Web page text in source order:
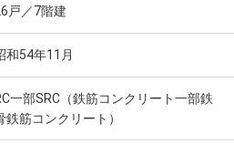
戸／7階建
和54年11月
一部SRC（鉄筋コンクリート一部鉄
鉄筋コンクリート）